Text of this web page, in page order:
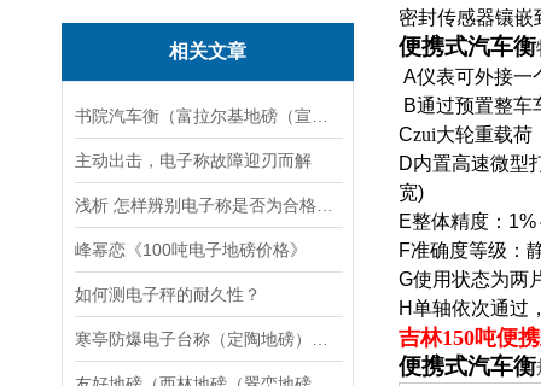
相关文章
主动出击，电子称故障迎刃而解
峰幂恋《100吨电子地磅价格》
如何测电子秤的耐久性？
密封传感器镶
便携式汽车衡
A仪表可外接一
B通过预置整车
Czui大轮重载荷
D内置高速微型
宽)
E整体精度： 1%
F准确度等级：
G使用状态为两
H单轴依次通过
吉林150吨便
便携式汽车衡